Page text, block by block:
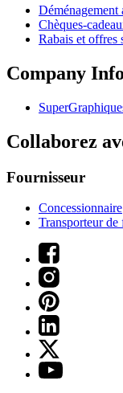
Déménagement
Chèques-
Rabais et offres
Company Info
Collaborez
Fournisseur
Concessionnaire
Transporteur